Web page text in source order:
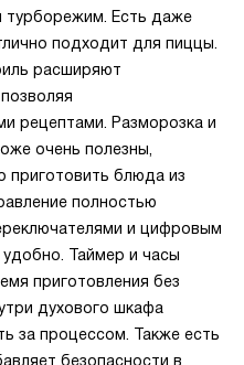
турборежим. Есть даже
подходит для пиццы.
расширяют
рецептами. Разморозка и
очень полезны,
приготовить блюда из
полностью
и цифровым
Таймер и часы
приготовления без
духового шкафа
за процессом. Также есть
безопасности в